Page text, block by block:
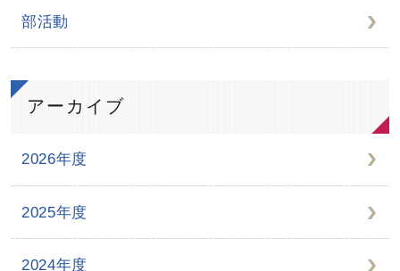
部活動
アーカイブ
2026年度
2025年度
2024年度